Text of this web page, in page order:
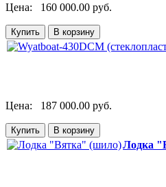
Цена: 160 000.00 руб.
Цена: 187 000.00 руб.
Лодка